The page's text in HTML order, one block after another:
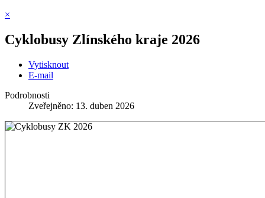
×
Cyklobusy Zlínského kraje 2026
Vytisknout
E-mail
Podrobnosti
Zveřejněno: 13. duben 2026